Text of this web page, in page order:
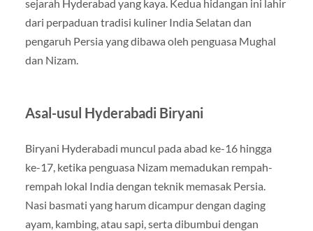
sejarah Hyderabad yang kaya. Kedua hidangan ini lahir
dari perpaduan tradisi kuliner India Selatan dan
pengaruh Persia yang dibawa oleh penguasa Mughal
dan Nizam.
Asal-usul Hyderabadi Biryani
Biryani Hyderabadi muncul pada abad ke-16 hingga
ke-17, ketika penguasa Nizam memadukan rempah-
rempah lokal India dengan teknik memasak Persia.
Nasi basmati yang harum dicampur dengan daging
ayam, kambing, atau sapi, serta dibumbui dengan